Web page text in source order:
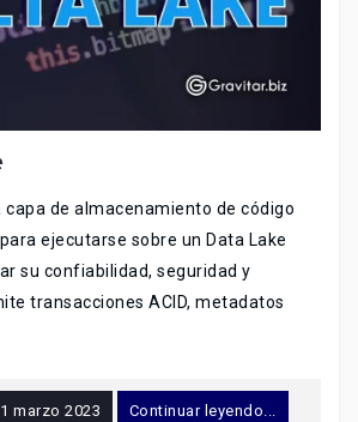
capa de almacenamiento de código
ejecutarse sobre un Data Lake
su confiabilidad, seguridad y
transacciones ACID, metadatos
1 marzo 2023 Continuar leyendo...